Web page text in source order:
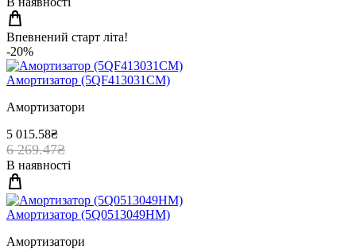
Впевнений старт літа!
-20%
Амортизатор (5QF413031CM)
Амортизатори
5 015.58₴
6 269.47₴
В наявності
Амортизатор (5Q0513049HM)
Амортизатори